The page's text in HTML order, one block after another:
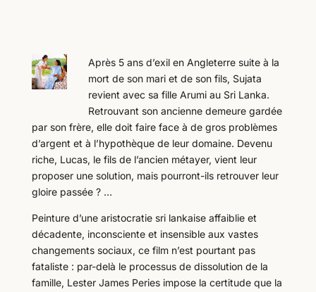
Après 5 ans d’exil en Angleterre suite à la
mort de son mari et de son fils, Sujata
revient avec sa fille Arumi au Sri Lanka.
Retrouvant son ancienne demeure gardée
par son frère, elle doit faire face à de gros problèmes
d’argent et à l’hypothèque de leur domaine. Devenu
riche, Lucas, le fils de l’ancien métayer, vient leur
proposer une solution, mais pourront-ils retrouver leur
gloire passée ? …
Peinture d’une aristocratie sri lankaise affaiblie et
décadente, inconsciente et insensible aux vastes
changements sociaux, ce film n’est pourtant pas
fataliste : par-delà le processus de dissolution de la
famille, Lester James Peries impose la certitude que la